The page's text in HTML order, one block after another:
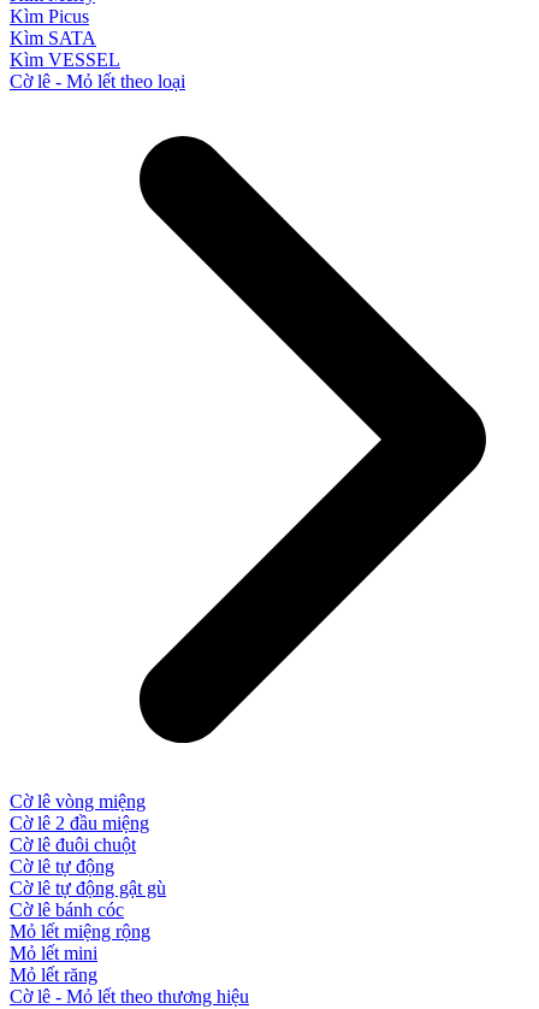
Kìm Picus
Kìm SATA
Kìm VESSEL
Cờ lê - Mỏ lết theo loại
Cờ lê vòng miệng
Cờ lê 2 đầu miệng
Cờ lê đuôi chuột
Cờ lê tự động
Cờ lê tự động gật gù
Cờ lê bánh cóc
Mỏ lết miệng rộng
Mỏ lết mini
Mỏ lết răng
Cờ lê - Mỏ lết theo thương hiệu